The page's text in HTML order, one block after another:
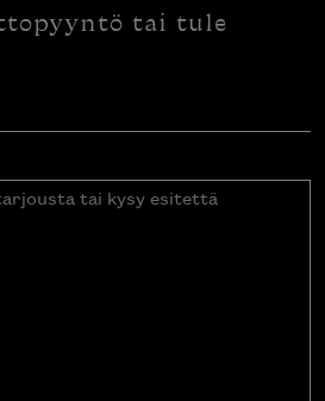
tai tule